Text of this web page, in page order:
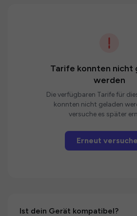
Tarife konnten nicht
werden
Die verfügbaren Tarife für
konnten nicht geladen
versuche es später
Erneut
Ist dein Gerät kompatibel?